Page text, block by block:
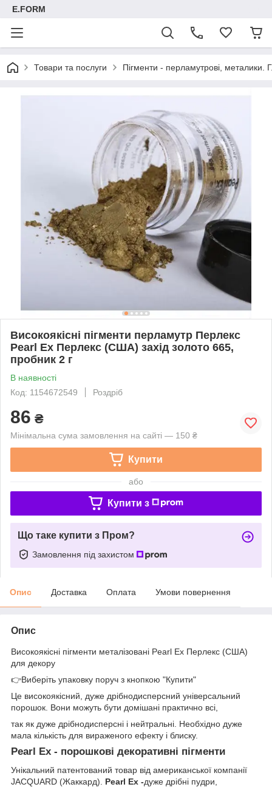
E.FORM
Товари та послуги Пігменти - перламутрові, металики.
Високоякісні пігменти перламутр Перлекс
Pearl Ex Перлекс (США) захід золото 665,
пробник 2 г
В наявності
Код: 1154672549
Роздріб
86 ₴
Мінімальна сума замовлення на сайті — 150 ₴
Купити
або
Купити з
Що таке купити з Пром?
Замовлення під захистом
Опис Доставка Оплата Умови повернення
Опис
Високоякісні пігменти металізовані Pearl Ex Перлекс (США)
для декору
👉Виберіть упаковку поруч з кнопкою "Купити"
Це високоякісний, дуже дрібнодисперсний універсальний
порошок. Вони можуть бути домішані практично всі,
так як дуже дрібнодисперсні і нейтральні. Необхідно дуже
мала кількість для вираженого ефекту і блиску.
Pearl Ex - порошкові декоративні пігменти
Унікальний патентований товар від американської компанії
JACQUARD (Жаккард). Pearl Ex -дуже дрібні пудри,